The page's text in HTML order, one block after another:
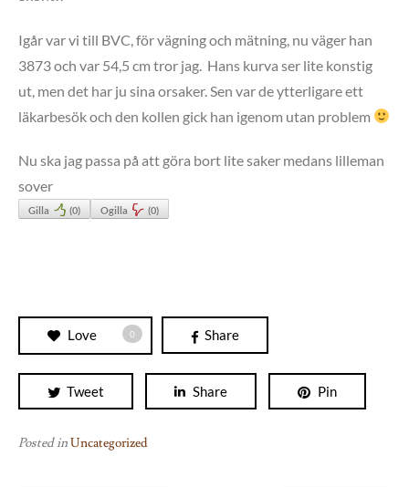
Igår var vi till BVC, för vägning och mätning, nu väger han
3873 och var 54,5 cm tror jag. Hans kurva ser lite konstig
ut, men det har ju sina orsaker. Sen var de ytterligare ett
läkarbesök och den kollen gick han igenom utan problem
Nu ska jag passa på att göra bort lite saker medans lilleman
sover
Gilla (0) Ogilla (0)
Love 0 Share
Tweet Share Pin
Posted inUncategorized